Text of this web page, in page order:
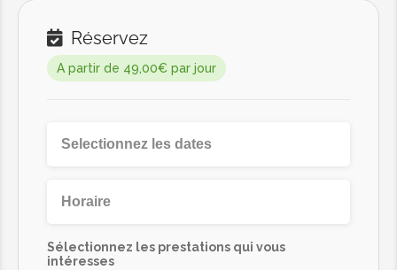
Réservez
A partir de 49,00€ par jour
Sélectionnez les prestations qui vous
intéresses